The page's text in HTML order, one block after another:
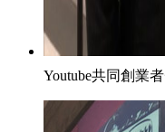
Youtube共同創業